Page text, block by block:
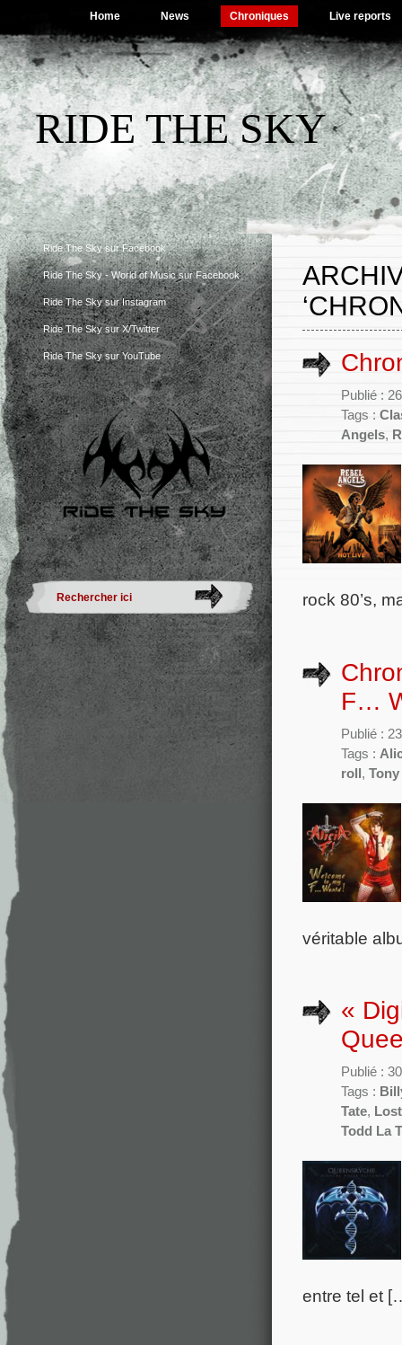
Home News Chroniques Live reports
RIDE THE SKY
Ride The Sky sur Facebook
Ride The Sky - World of Music sur Facebook
Ride The Sky sur Instagram
Ride The Sky sur X/Twitter
Ride The Sky sur YouTube
Publié :
Tags :
Angels,
rock 80’s,
F…
Publié :
Tags :
roll,
véritable
«
Publié :
Tags :
Tate,
Todd La
entre tel et